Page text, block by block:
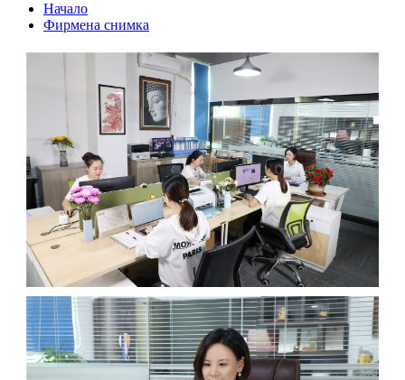
Начало
Фирмена снимка